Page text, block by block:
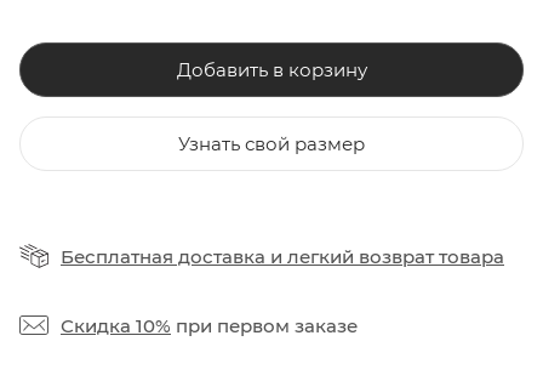
Добавить в корзину
Узнать свой размер
Бесплатная доставка и легкий возврат товара
Скидка 10% при первом заказе